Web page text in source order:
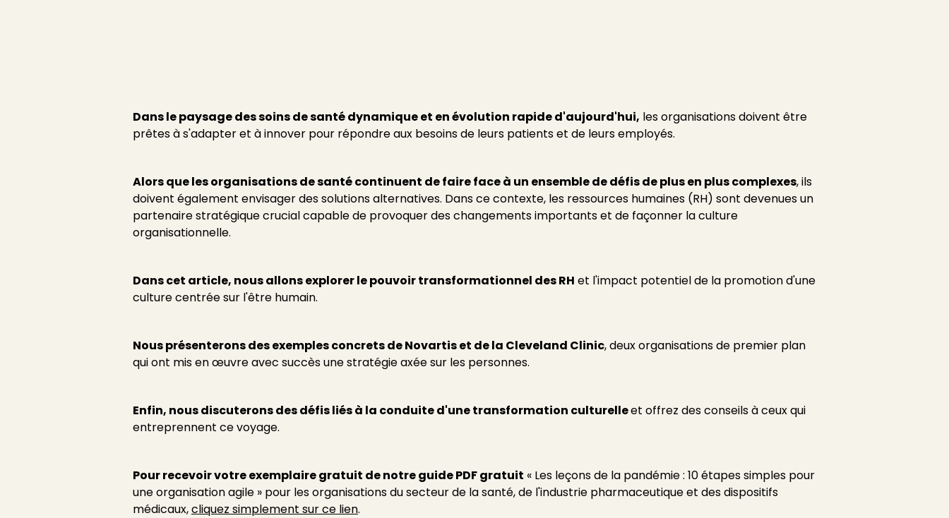
Dans le paysage des soins de santé dynamique et en évolution rapide d'aujourd'hui, les organisations doivent être
prêtes à s'adapter et à innover pour répondre aux besoins de leurs patients et de leurs employés.
Alors que les organisations de santé continuent de faire face à un ensemble de défis de plus en plus complexes, ils
doivent également envisager des solutions alternatives. Dans ce contexte, les ressources humaines (RH) sont devenues un
partenaire stratégique crucial capable de provoquer des changements importants et de façonner la culture
organisationnelle.
Dans cet article, nous allons explorer le pouvoir transformationnel des RH et l'impact potentiel de la promotion d'une
culture centrée sur l'être humain.
Nous présenterons des exemples concrets de Novartis et de la Cleveland Clinic, deux organisations de premier plan
qui ont mis en œuvre avec succès une stratégie axée sur les personnes.
Enfin, nous discuterons des défis liés à la conduite d'une transformation culturelleet offrez des conseils à ceux qui
entreprennent ce voyage.
Pour recevoir votre exemplaire gratuit de notre guide PDF gratuit « Les leçons de la pandémie : 10 étapes simples pour
une organisation agile » pour les organisations du secteur de la santé, de l'industrie pharmaceutique et des dispositifs
médicaux,cliquez simplement sur ce lien.